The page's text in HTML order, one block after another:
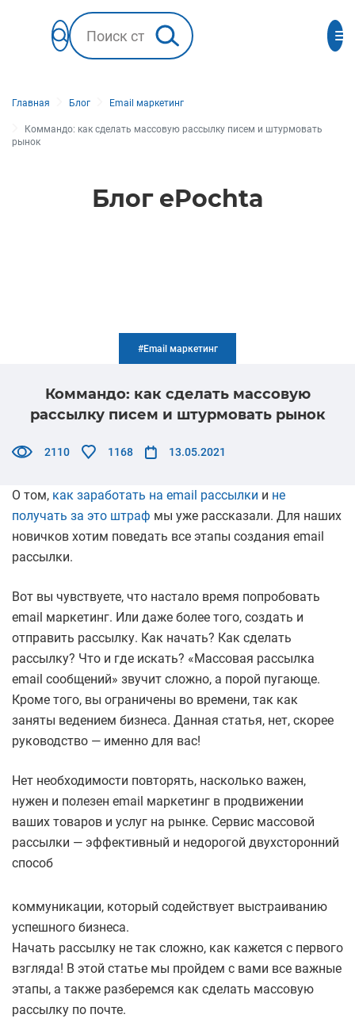
Главная Блог Email маркетинг
Коммандо: как сделать массовую рассылку писем и штурмовать
рынок
Блог ePochta
2110 1168 13.05.2021
#Email маркетинг
Коммандо: как сделать массовую
рассылку писем и штурмовать рынок
О том, как заработать на email рассылки и не
получать за это штраф мы уже рассказали. Для наших
новичков хотим поведать все этапы создания email
рассылки.
Вот вы чувствуете, что настало время попробовать
email маркетинг. Или даже более того, создать и
отправить рассылку. Как начать? Как сделать
рассылку? Что и где искать? «Массовая рассылка
email сообщений» звучит сложно, а порой пугающе.
Кроме того, вы ограничены во времени, так как
заняты ведением бизнеса. Данная статья, нет, скорее
руководство — именно для вас!
Нет необходимости повторять, насколько важен,
нужен и полезен email маркетинг в продвижении
ваших товаров и услуг на рынке. Сервис массовой
рассылки — эффективный и недорогой двухсторонний
способ
коммуникации, который содействует выстраиванию
успешного бизнеса.
Начать рассылку не так сложно, как кажется с первого
взгляда! В этой статье мы пройдем с вами все важные
этапы, а также разберемся как сделать массовую
рассылку по почте.